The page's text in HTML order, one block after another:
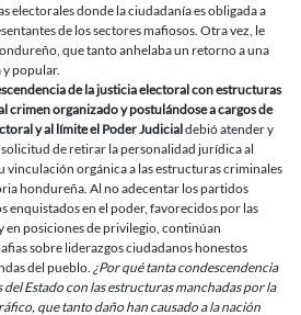
electorales donde la ciudadanía es obligada a
de los sectores mafiosos. Otra vez, le
que tanto anhelaba un retorno a una
popular.
de la justicia electoral con estructuras
crimen organizado y postulándose a cargos de
y al límite el Poder Judicialdebió atender y
de retirar la personalidad jurídica al
vinculación orgánica a las estructuras criminales
hondureña. Al no adecentar los partidos
enquistados en el poder, favorecidos por las
en posiciones de privilegio, continúan
sobre liderazgos ciudadanos honestos
del pueblo. ¿Por qué tanta condescendencia
del Estado con las estructuras manchadas por la
que tanto daño han causado a la nación